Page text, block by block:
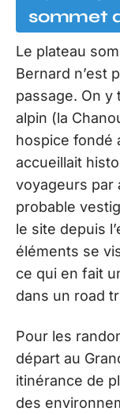
sommet
Le plateau
Bernard n’est
passage. On y
alpin (la
hospice fondé
accueillait
voyageurs par
probable
le site depuis
éléments se
ce qui en fait
dans un road
Pour les
départ au
itinérance de
des